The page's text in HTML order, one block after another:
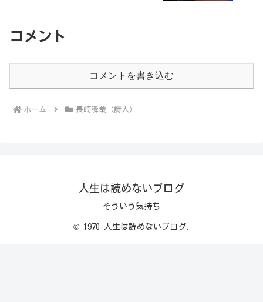
コメント
コメントを書き込む
ホーム 長崎瞬哉（詩人）
人生は読めないブログ
そういう気持ち
© 1970 人生は読めないブログ.